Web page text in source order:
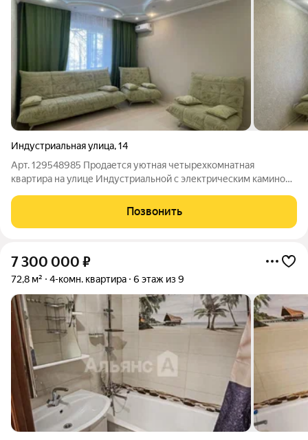
Индустриальная улица,14
Арт. 129548985 Продается уютная четырехкомнатная
квартира на улице Индустриальной с электрическим камином,
доме. В квартире выполнен качественный ремонт, в ней
установлен просторный встроенный
Позвонить
7 300 000 ₽
72,8 м² 4-комн. квартира 6 этаж из 9